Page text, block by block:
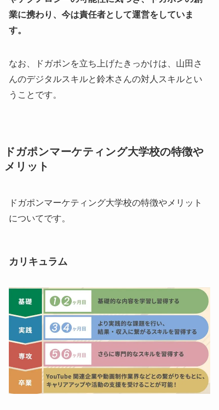
業に携わり、今は責任者として運営をしていま
す。
なお、ドガポンを立ち上げたきっかけは、山田さ
んのデジタルスキルと鈴木さんの対人スキルとい
うことです。
ドガポンマーケティング大学校の特徴や
メリット
ドガポンマーケティング大学校の特徴やメリット
についてです。
カリキュラム